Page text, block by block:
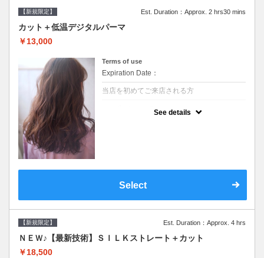
【新規限定】 Est. Duration：Approx. 2 hrs30 mins
カット＋低温デジタルパーマ
￥13,000
Terms of use
Expiration Date：
当店を初めてご来店される方
See details
Select
【新規限定】 Est. Duration：Approx. 4 hrs
ＮＥＷ♪【最新技術】ＳＩＬＫストレート＋カット
￥18,500